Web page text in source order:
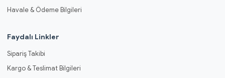
Havale & Ödeme Bilgileri
Faydalı Linkler
Sipariş Takibi
Kargo & Teslimat Bilgileri